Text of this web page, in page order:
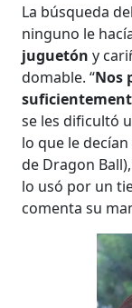
La búsqueda
ninguno le
juguetón y
domable. “Nos
se les dificultó
lo que le
de Dragon
lo usó por un
comenta su